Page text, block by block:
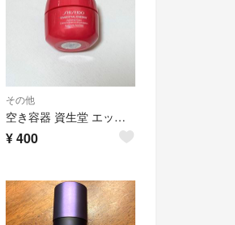
その他
空き容器 資生堂 エッセンシャルイネルジャハイドレーティング クリーム 15g
¥400